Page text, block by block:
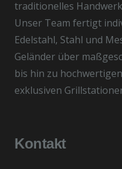
traditionelles
Unser Team fertigt
Edelstahl, Stahl und
Geländer über
bis hin zu
exklusiven
Kontakt